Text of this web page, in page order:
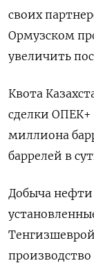
своих
Ормузском
увеличить
Квота
⁠сделки ОПЕК+
миллиона
баррелей в
Добыча нефти